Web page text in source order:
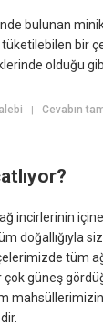
bulunan
bir
olduğu
|Cevabın
incirlerinin
doğallığıyla
tüm
çok güneş
mahsüllerimizin